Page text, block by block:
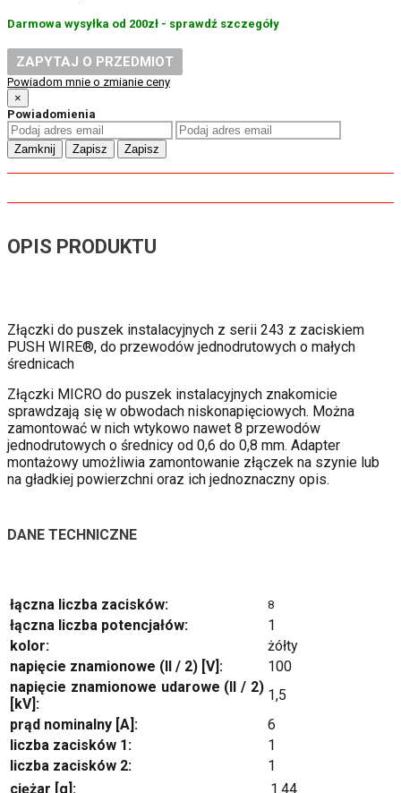
Darmowa wysyłka od 200zł - sprawdź szczegóły
ZAPYTAJ O PRZEDMIOT
Powiadom mnie o zmianie ceny
×
Powiadomienia
Zamknij Zapisz Zapisz
OPIS PRODUKTU
Złączki do puszek instalacyjnych z serii 243 z zaciskiem
PUSH WIRE®, do przewodów jednodrutowych o małych
średnicach
Złączki MICRO do puszek instalacyjnych znakomicie
sprawdzają się w obwodach niskonapięciowych. Można
zamontować w nich wtykowo nawet 8 przewodów
jednodrutowych o średnicy od 0,6 do 0,8 mm. Adapter
montażowy umożliwia zamontowanie złączek na szynie lub
na gładkiej powierzchni oraz ich jednoznaczny opis.
DANE TECHNICZNE
łączna liczba zacisków: 8
łączna liczba potencjałów:
1
kolor:
żółty
napięcie znamionowe (II / 2) [V]:
100
napięcie znamionowe udarowe (II / 2)
[kV]:
1,5
prąd nominalny [A]:
6
liczba zacisków 1:
1
liczba zacisków 2:
1
ciężar [g]:
1.44